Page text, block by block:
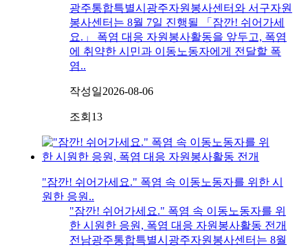
광주통합특별시광주자원봉사센터와 서구자원
봉사센터는 8월 7일 진행될 「잠깐! 쉬어가세
요.」 폭염 대응 자원봉사활동을 앞두고, 폭염
에 취약한 시민과 이동노동자에게 전달할 폭
염..
작성일2026-08-06
조회 13
"잠깐! 쉬어가세요." 폭염 속 이동노동자를 위한 시
원한 응원..
"잠깐! 쉬어가세요." 폭염 속 이동노동자를 위
한 시원한 응원, 폭염 대응 자원봉사활동 전개
전남광주통합특별시광주자원봉사센터는 8월